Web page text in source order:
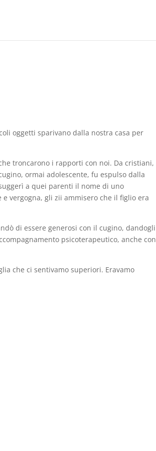
oggetti sparivano dalla nostra casa per
troncarono i rapporti con noi. Da cristiani,
ormai adolescente, fu espulso dalla
a quei parenti il nome di uno
vergogna, gli zii ammisero che il figlio era
di essere generosi con il cugino, dandogli
psicoterapeutico, anche con
che ci sentivamo superiori. Eravamo